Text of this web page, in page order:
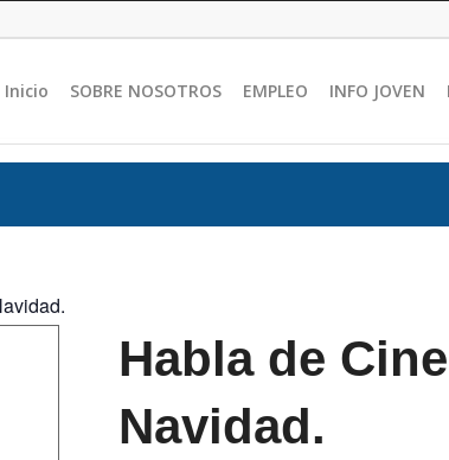
Inicio SOBRE NOSOTROS EMPLEO INFO JOVEN
Habla de
Navidad.